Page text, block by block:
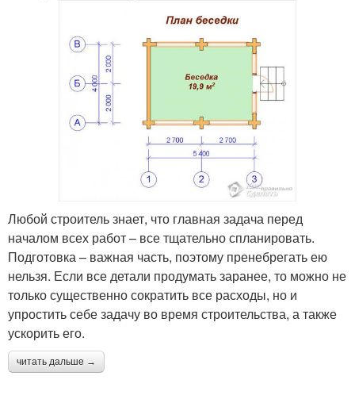
Любой строитель знает, что главная задача перед
началом всех работ – все тщательно спланировать.
Подготовка – важная часть, поэтому пренебрегать ею
нельзя. Если все детали продумать заранее, то можно не
только существенно сократить все расходы, но и
упростить себе задачу во время строительства, а также
ускорить его.
читать дальше →